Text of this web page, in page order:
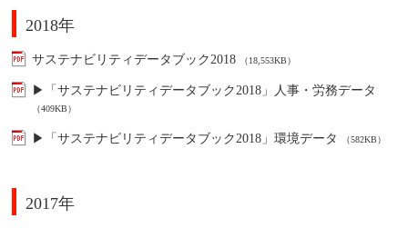
2018年
サステナビリティデータブック2018 （18,553KB）
▶「サステナビリティデータブック2018」人事・労務データ
（409KB）
▶「サステナビリティデータブック2018」環境データ （582KB）
2017年